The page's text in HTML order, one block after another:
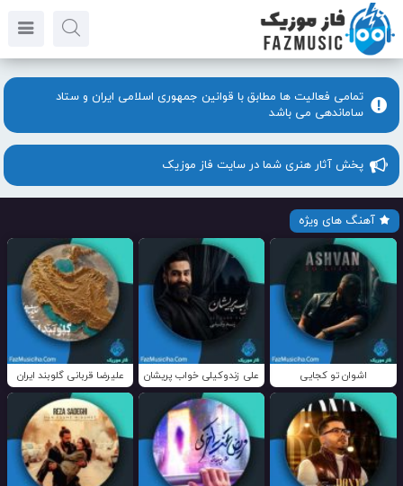
تمامی فعالیت ها مطابق با قوانین جمهوری اسلامی ایران و ستاد
ساماندهی می باشد
پخش آثار هنری شما در سایت فاز موزیک
آهنگ های ویژه
اشوان تو کجایی علی زندوکیلی خواب پریشان علیرضا قربانی گلوبند ایران